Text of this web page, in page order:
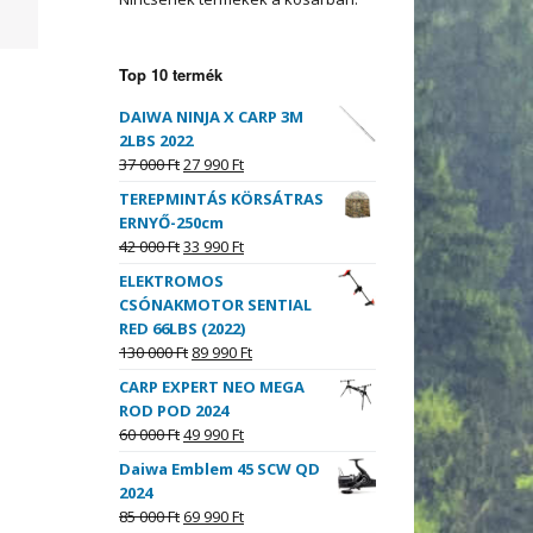
Top 10 termék
DAIWA NINJA X CARP 3M
2LBS 2022
37 000Ft27 990Ft
TEREPMINTÁS KÖRSÁTRAS
ERNYŐ-250cm
42 000Ft33 990Ft
ELEKTROMOS
CSÓNAKMOTOR SENTIAL
RED 66LBS (2022)
130 000Ft 89 990Ft
CARP EXPERT NEO MEGA
ROD POD 2024
60 000Ft49 990Ft
Daiwa Emblem 45 SCW QD
2024
85 000Ft 69 990Ft